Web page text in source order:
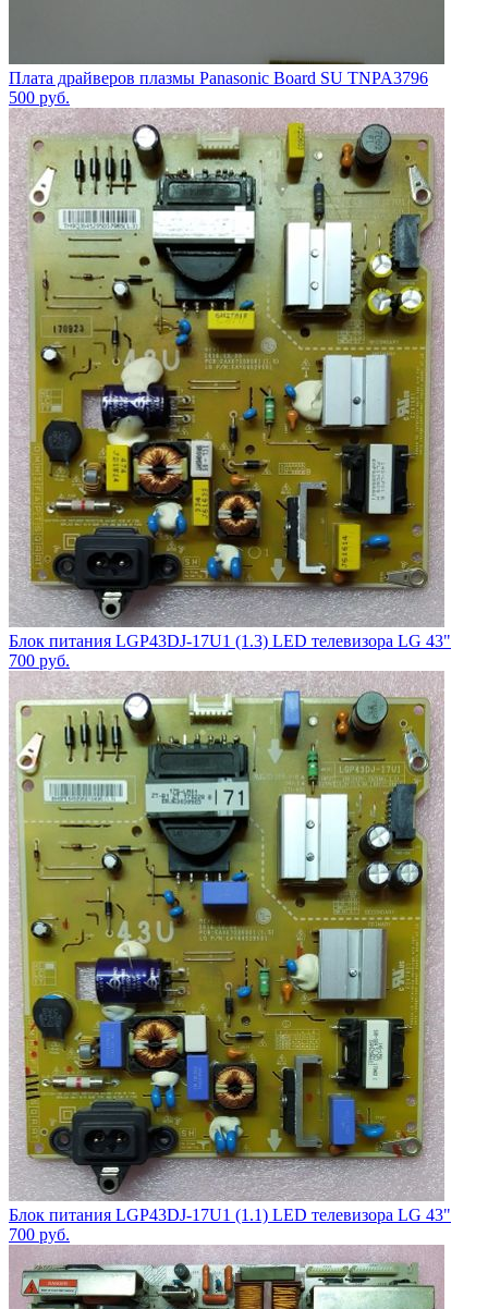
Плата драйверов плазмы Panasonic Board SU TNPA3796
500 руб.
Блок питания LGP43DJ-17U1 (1.3) LED телевизора LG 43"
700 руб.
Блок питания LGP43DJ-17U1 (1.1) LED телевизора LG 43"
700 руб.